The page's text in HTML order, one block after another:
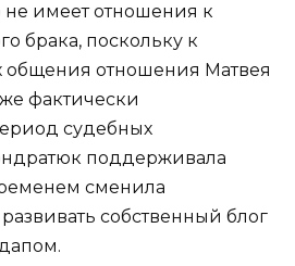
не имеет отношения к
брака, поскольку к
общения отношения Матвея
фактически
судебных
поддерживала
сменила
собственный блог